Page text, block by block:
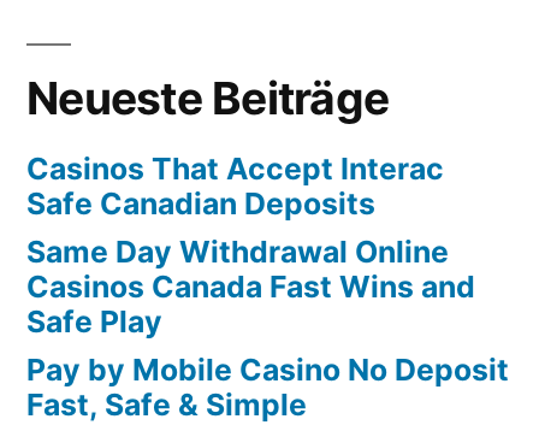
Neueste Beiträge
Casinos That Accept Interac
Safe Canadian Deposits
Same Day Withdrawal Online
Casinos Canada Fast Wins and
Safe Play
Pay by Mobile Casino No Deposit
Fast, Safe & Simple